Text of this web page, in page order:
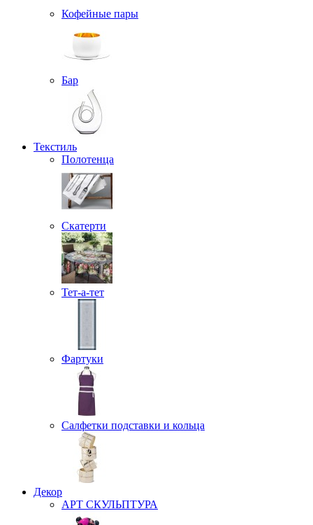
Кофейные пары
Бар
Текстиль
Полотенца
Скатерти
Тет-а-тет
Фартуки
Салфетки подставки и кольца
Декор
АРТ СКУЛЬПТУРА